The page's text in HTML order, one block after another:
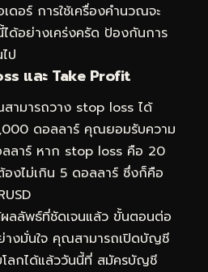
อร์ การใช้เครื่องคำนวณจะ
ด้อย่างเคร่งครัด ป้องกันการ
ป
และ Take Profit
ามารถวาง stop loss ได้
ดอลลาร์ คุณยอมรับความ
ลลาร์ หาก stop loss คือ 20
งไม่เกิน 5 ดอลลาร์ ซึ่งก็คือ
ลลัพธ์ที่ชัดเจนแล้ว ขั้นตอนต่อ
างมั่นใจ คุณสามารถเปิดบัญชี
โลกได้แล้ววันนี้ที่ สมัครบัญชี